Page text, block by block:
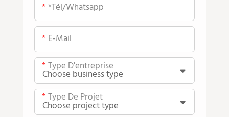
*tél/whatsapp
E-Mail
Type D'entreprise
Type De Projet